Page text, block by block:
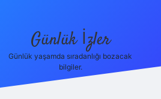
Günlük İzler
Günlük yaşamda sıradanlığı bozacak
bilgiler.